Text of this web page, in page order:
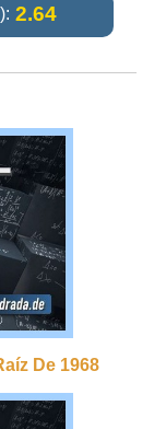
2.64
De 1968